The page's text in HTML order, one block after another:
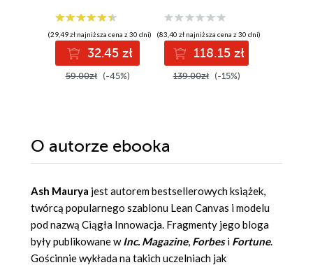
(29,49 zł najniższa cena z 30 dni)
32.45 zł
59.00zł (-45%)
(83,40 zł najniższa cena z 30 dni)
118.15 zł
139.00zł (-15%)
O autorze ebooka
Ash Maurya jest autorem bestsellerowych książek,
twórcą popularnego szablonu Lean Canvas i modelu
pod nazwą Ciągła Innowacja. Fragmenty jego bloga
były publikowane w Inc. Magazine, Forbesi Fortune.
Gościnnie wykłada na takich uczelniach jak